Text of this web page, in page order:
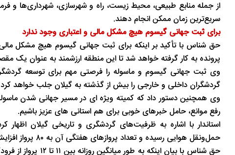
از جمله منابع طبیعی، محیط زیست، راه و شهرسازی، شهرداری‌ها و
سریع‌ترین زمان ممکن انجام دهند.
برای ثبت جهانی گیسوم هیچ مشکل مالی و اعتباری وجود ندارد
حق شناس با تأکید بر اینکه برای ثبت جهانی گیسوم هیچ مشکل
پرونده به کار گرفته خواهد شد تا این منطقه ارزشمند به عنوان
وی ثبت جهانی گیسوم و ماسوله را فرصتی مهم برای توسعه
گردشگران داخلی و خارجی را بیش از گذشته به گیلان جلب خواهد
وی همچنین دستور داد که کمیته ویژه ای در مسیر جهانی شدن
رفع موانع، حامل خبرهای خوبی برای هم استانی های عزیز باشیم.
استاندار با اشاره به ظرفیت‌های گردشگری و تاریخی گیلان اظهار
حمل‌ونقل هوایی رسیده و تعداد پروازهای هفتگی آن به ۸۰ پرواز افزایش یافته است.
در دل روستاهای گیلان